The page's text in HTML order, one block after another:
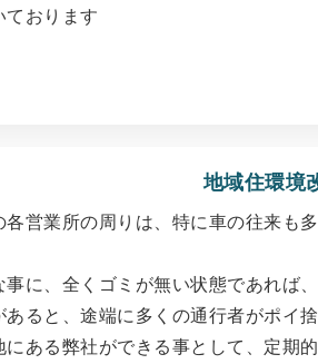
ております
地域住環境
各営業所の周りは、特に車の往来も
事に、全くゴミが無い状態であれば
あると、途端に多くの通行者がポイ
にある弊社ができる事として、定期